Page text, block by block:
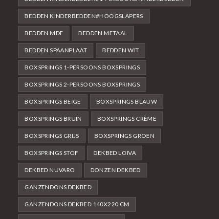
BEDDEN KINDERBEDDEN#HOOGSLAPERS
BEDDEN MDF BEDDEN METAAL
BEDDEN SPAANPLAAT BEDDEN WIT
BOXSPRINGS 1-PERSOONS BOXSPRINGS
BOXSPRINGS 2-PERSOONS BOXSPRINGS
BOXSPRINGS BEIGE BOXSPRINGS BLAUW
BOXSPRINGS BRUIN BOXSPRINGS CRÈME
BOXSPRINGS GRIJS BOXSPRINGS GROEN
BOXSPRINGS STOF DEKBED LOIVA
DEKBED NUVARO DONZEN DEKBED
GANZENDONS DEKBED
GANZENDONS DEKBED 140X220 CM